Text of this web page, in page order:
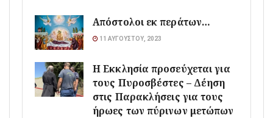
Απόστολοι εκ περάτων…
11 ΑΥΓΟΎΣΤΟΥ, 2023
Η Εκκλησία προσεύχεται για
τους Πυροσβέστες – Δέηση
στις Παρακλήσεις για τους
ήρωες των πύρινων μετώπων